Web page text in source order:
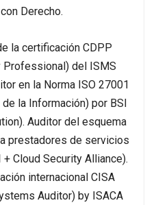
Derecho.
la certificación CDPP
Professional) del ISMS
en la Norma ISO 27001
la Información) por BSI
Auditor del esquema
prestadores de servicios
Cloud Security Alliance).
internacional CISA
Auditor) by ISACA